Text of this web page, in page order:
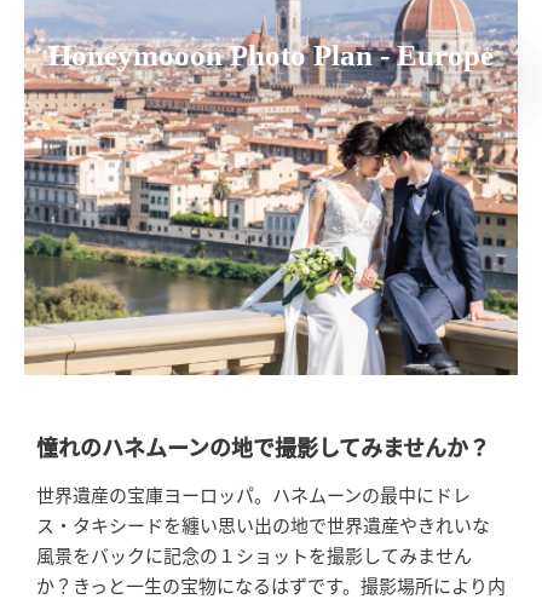
Honeymooon Photo Plan - Europe
憧れのハネムーンの地で撮影してみませんか？
世界遺産の宝庫ヨーロッパ。ハネムーンの最中にドレ
ス・タキシードを纏い思い出の地で世界遺産やきれいな
風景をバックに記念の１ショットを撮影してみません
か？きっと一生の宝物になるはずです。撮影場所により内